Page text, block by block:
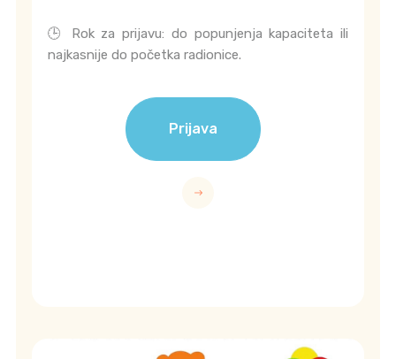
🕒 Rok za prijavu: do popunjenja kapaciteta ili
najkasnije do početka radionice.
Prijava